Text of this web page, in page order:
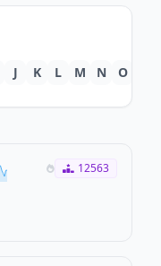
J K L M N O
12563